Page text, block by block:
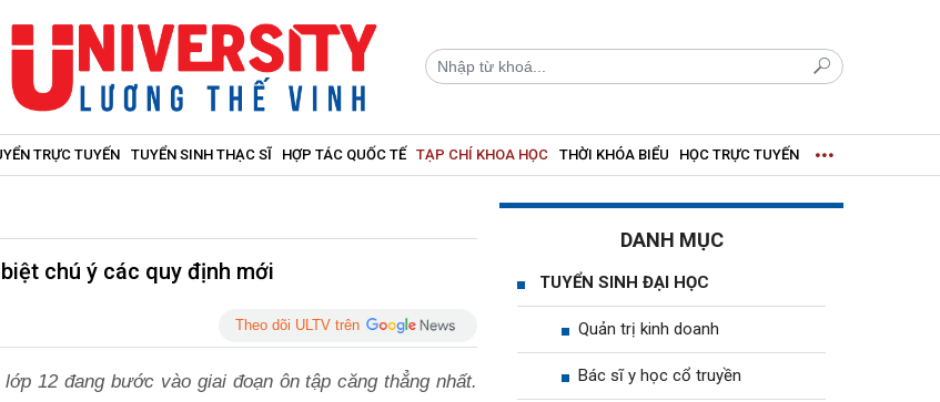
TRỰC TUYẾN TUYỂN SINH THẠC SĨ HỢP TÁC QUỐC TẾ TẠP CHÍ KHOA HỌC THỜI KHÓA BIỂU HỌC TRỰC TUYẾN
chú ý các quy định mới
Theo dõi ULTV trên
12 đang bước vào giai đoạn ôn tập căng thẳng nhất.
DANH MỤC
TUYỂN SINH ĐẠI HỌC
Quản trị kinh doanh
Bác sĩ y học cổ truyền